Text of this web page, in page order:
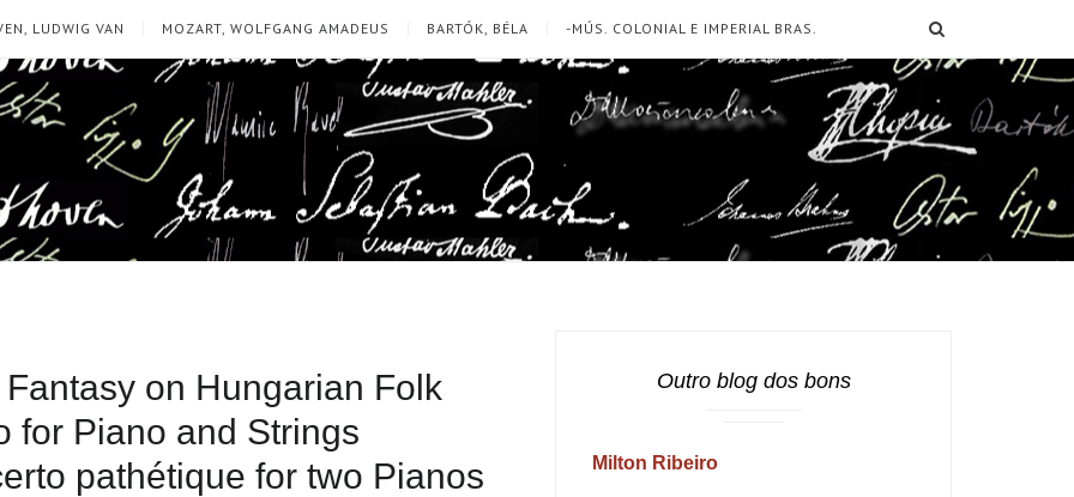
LUDWIG VAN MOZART, WOLFGANG AMADEUS BARTÓK, BÉLA -MÚS. COLONIAL E IMPERIAL BRAS.
on Hungarian Folk
for Piano and Strings
pathétique for two Pianos
Outro blog dos bons
Milton Ribeiro